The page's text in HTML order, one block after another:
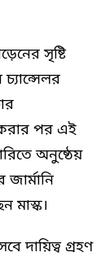
সৃষ্টি
পর এই
অনুষ্ঠেয়
জার্মানি
মাস্ক।
দায়িত্ব গ্রহণ